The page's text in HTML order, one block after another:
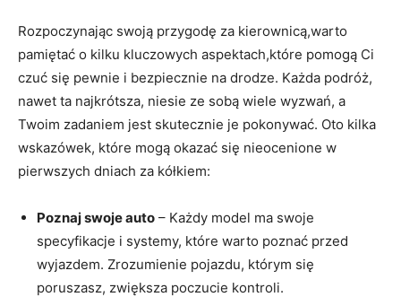
Rozpoczynając swoją przygodę za ⁣kierownicą,warto‌
pamiętać o kilku​ kluczowych aspektach,które ‍pomogą Ci
czuć się pewnie ‍i bezpiecznie na‍ drodze. Każda podróż,
nawet ta najkrótsza, niesie ze sobą⁤ wiele wyzwań, a
Twoim zadaniem jest​ skutecznie je ⁣pokonywać. Oto kilka‍
wskazówek, które‍ mogą okazać się nieocenione w
‌pierwszych dniach za kółkiem:
Poznaj swoje auto –‌ Każdy model ⁢ma swoje
specyfikacje i systemy, które‍ warto poznać⁢ przed
wyjazdem. Zrozumienie⁢ pojazdu, którym się
poruszasz, ⁤zwiększa​ poczucie kontroli.